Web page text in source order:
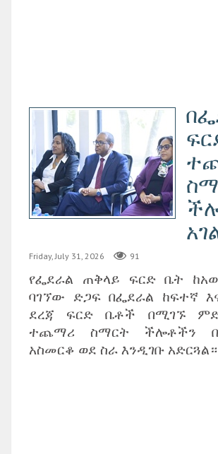
Friday, July 31, 2026 91
የፌደራል ጠቅላይ ፍርድ ቤት
ባገኘው ድጋፍ በፌደራል ከፍተኛ
ደረጃ ፍርድ ቤቶች በሚገኙ
ተጨማሪ ስማርት ችሎቶችን
አስመርቆ ወደ ስራ እንዲገቡ አድርጓል።